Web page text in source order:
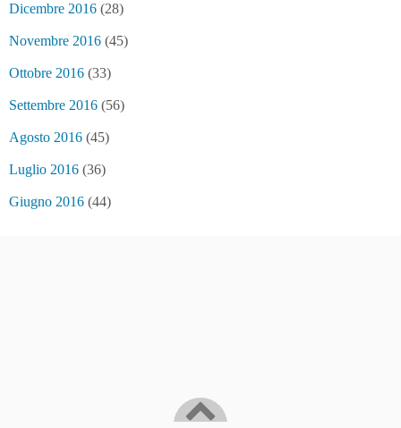
Dicembre 2016 (28)
Novembre 2016 (45)
Ottobre 2016 (33)
Settembre 2016 (56)
Agosto 2016 (45)
Luglio 2016 (36)
Giugno 2016 (44)